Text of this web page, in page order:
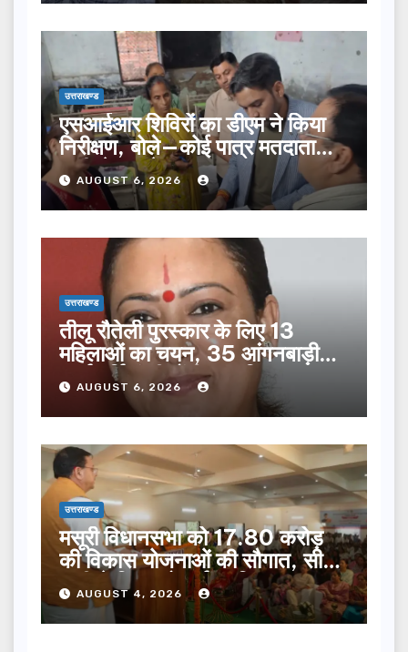
उत्तराखण्ड
एसआईआर शिविरों का डीएम ने किया
निरीक्षण, बोले—कोई पात्र मतदाता
सूची से न छूटे…
AUGUST 6, 2026
उत्तराखण्ड
तीलू रौतेली पुरस्कार के लिए 13
महिलाओं का चयन, 35 आंगनबाड़ी
कार्यकर्तियां भी होंगी सम्मानित…
AUGUST 6, 2026
उत्तराखण्ड
मसूरी विधानसभा को 17.80 करोड़
की विकास योजनाओं की सौगात, सीएम
धामी ने किया लोकार्पण-शिलान्यास.
AUGUST 4, 2026